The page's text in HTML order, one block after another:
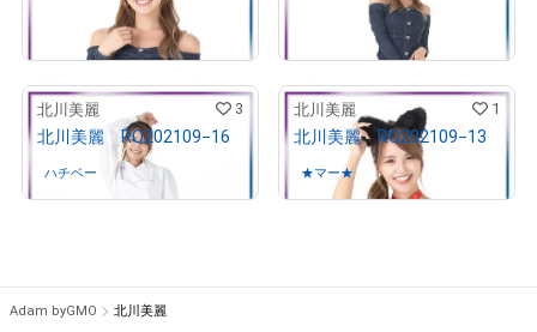
売出し（初回販売） 売出し（初回販売）
北川美麗 3
北川美麗 RQ202109−16
ハチベー さんが保有中
北川美麗 1
北川美麗 RQ202109−13
★マー★ さんが保有中
Adam byGMO 北川美麗